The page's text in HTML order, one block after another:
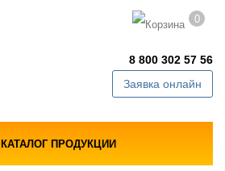
0
8 800 302 57 56
Заявка онлайн
КАТАЛОГ ПРОДУКЦИИ